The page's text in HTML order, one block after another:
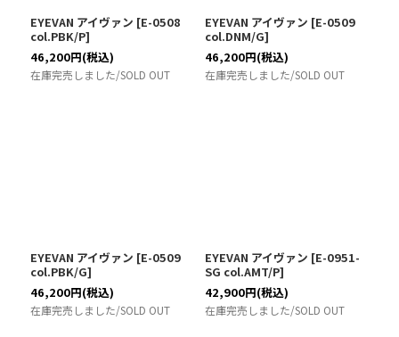
EYEVAN アイヴァン [E-0508
col.PBK/P]
46,200円(税込)
在庫完売しました/SOLD OUT
EYEVAN アイヴァン [E-0509
col.DNM/G]
46,200円(税込)
在庫完売しました/SOLD OUT
EYEVAN アイヴァン [E-0509
col.PBK/G]
46,200円(税込)
在庫完売しました/SOLD OUT
EYEVAN アイヴァン [E-0951-
SG col.AMT/P]
42,900円(税込)
在庫完売しました/SOLD OUT